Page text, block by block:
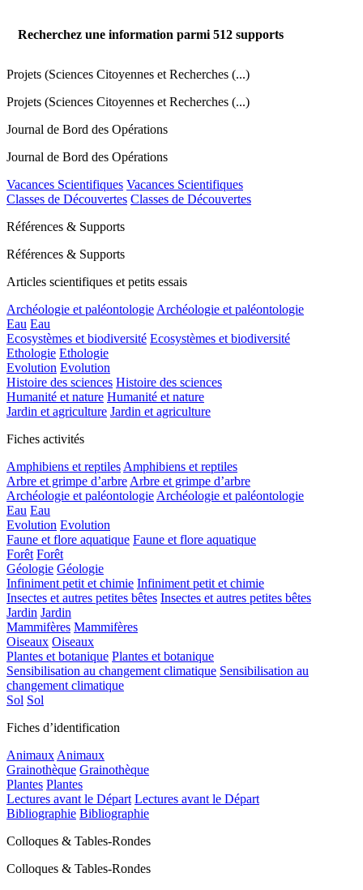
Recherchez une information parmi 512 supports
Projets (Sciences Citoyennes et Recherches (...)
Projets (Sciences Citoyennes et Recherches (...)
Journal de Bord des Opérations
Journal de Bord des Opérations
Vacances Scientifiques Vacances Scientifiques
Classes de Découvertes Classes de Découvertes
Références & Supports
Références & Supports
Articles scientifiques et petits essais
Archéologie et paléontologie Archéologie et paléontologie
Eau Eau
Ecosystèmes et biodiversité Ecosystèmes et biodiversité
Ethologie Ethologie
Evolution Evolution
Histoire des sciences Histoire des sciences
Humanité et nature Humanité et nature
Jardin et agriculture Jardin et agriculture
Fiches activités
Amphibiens et reptiles Amphibiens et reptiles
Arbre et grimpe d’arbre Arbre et grimpe d’arbre
Archéologie et paléontologie Archéologie et paléontologie
Eau Eau
Evolution Evolution
Faune et flore aquatique Faune et flore aquatique
Forêt Forêt
Géologie Géologie
Infiniment petit et chimie Infiniment petit et chimie
Insectes et autres petites bêtes Insectes et autres petites bêtes
Jardin Jardin
Mammifères Mammifères
Oiseaux Oiseaux
Plantes et botanique Plantes et botanique
Sensibilisation au changement climatique Sensibilisation au
changement climatique
Sol Sol
Fiches d’identification
Animaux Animaux
Grainothèque Grainothèque
Plantes Plantes
Lectures avant le Départ Lectures avant le Départ
Bibliographie Bibliographie
Colloques & Tables-Rondes
Colloques & Tables-Rondes